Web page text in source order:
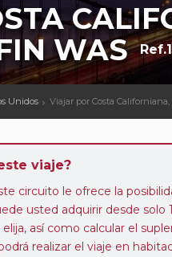
WAS
Unidos Viajar por Costa
viaje?
circuito le ofrece la
usted adquirir desde solo
así como calcular el
realizar el viaje en